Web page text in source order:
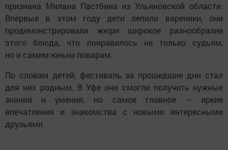
признана Милана Пастбина из Ульяновской области.
Впервые в этом году дети лепили вареники, они
продемонстрировали жюри широкое разнообразие
этого блюда, что понравилось не только судьям,
но и самим юным поварам.
По словам детей, фестиваль за прошедшие дни стал
для них родным. В Уфе они смогли получить нужные
знания и умения, но самое главное — яркие
впечатления и знакомства с новыми интересными
друзьями.